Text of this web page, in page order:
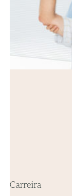
Carreira